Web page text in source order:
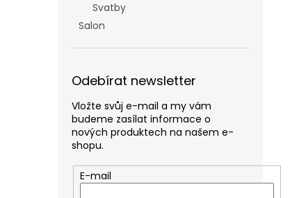
Svatby
Salon
Odebírat newsletter
Vložte svůj e-mail a my vám
budeme zasílat informace o
nových produktech na našem e-
shopu.
E-mail